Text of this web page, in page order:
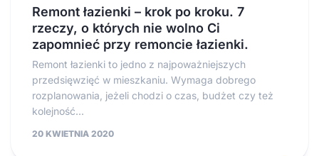
Remont łazienki – krok po kroku. 7
rzeczy, o których nie wolno Ci
zapomnieć przy remoncie łazienki.
Remont łazienki to jedno z najpoważniejszych
przedsięwzięć w mieszkaniu. Wymaga dobrego
rozplanowania, jeżeli chodzi o czas, budżet czy też
kolejność...
20 KWIETNIA 2020